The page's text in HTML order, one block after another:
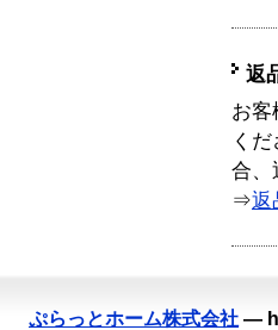
返
お客
く
合、
⇒返
ぷらっとホーム株式会社 —